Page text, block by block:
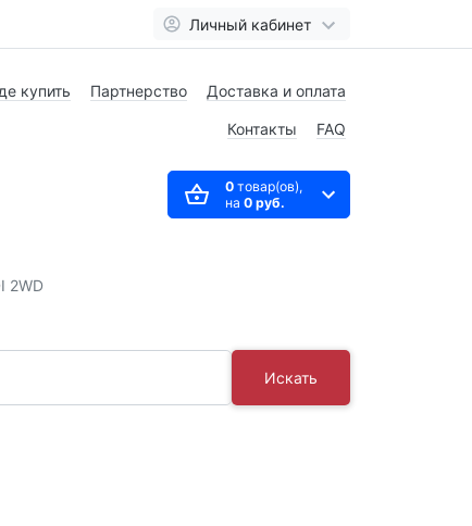
Личный кабинет
купить Партнерство Доставка и оплата
Контакты FAQ
0товар(ов),
на 0 руб.
2WD
Искать